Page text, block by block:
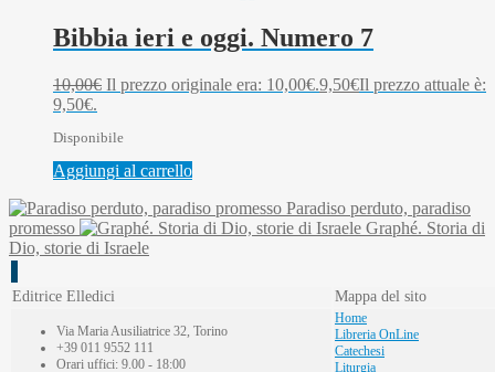
Bibbia ieri e oggi. Numero 7
10,00€ Il prezzo originale era: 10,00€.9,50€Il prezzo attuale è:
9,50€.
Disponibile
Aggiungi al carrello
Paradiso perduto, paradiso
promesso
Graphé. Storia di
Dio, storie di Israele
Editrice Elledici Mappa del sito
Via Maria Ausiliatrice 32, Torino
+39 011 9552 111
Orari uffici: 9.00 - 18:00
Home
Libreria OnLine
Catechesi
Liturgia